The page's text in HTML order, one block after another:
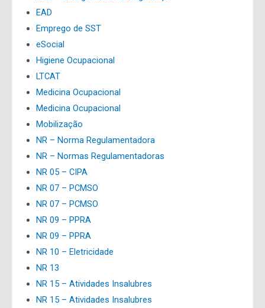
EAD
Emprego de SST
eSocial
Higiene Ocupacional
LTCAT
Medicina Ocupacional
Medicina Ocupacional
Mobilização
NR – Norma Regulamentadora
NR – Normas Regulamentadoras
NR 05 – CIPA
NR 07 – PCMSO
NR 07 – PCMSO
NR 09 – PPRA
NR 09 – PPRA
NR 10 – Eletricidade
NR 13
NR 15 – Atividades Insalubres
NR 15 – Atividades Insalubres